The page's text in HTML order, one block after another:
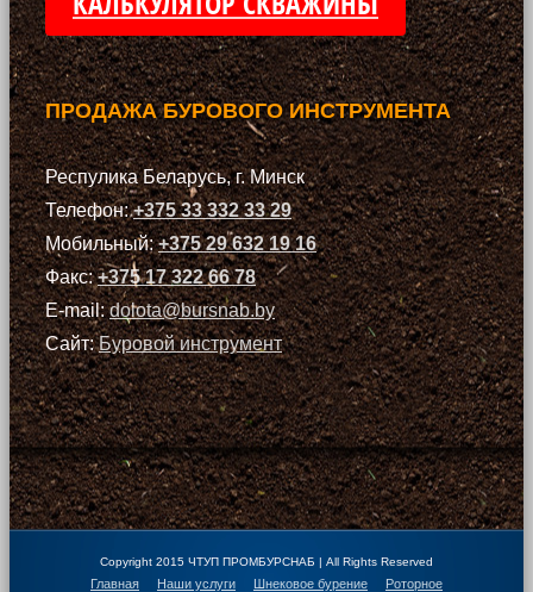
ПРОДАЖА БУРОВОГО ИНСТРУМЕНТА
Респулика Беларусь, г. Минск
Телефон:+375 33 332 33 29
Мобильный:+375 29 632 19 16
Факс:+375 17 322 66 78
E-mail:dolota@bursnab.by
Сайт:Буровой инструмент
Copyright 2015 ЧТУП ПРОМБУРСНАБ | All Rights Reserved
Главная Наши услуги Шнековое бурение
Роторное